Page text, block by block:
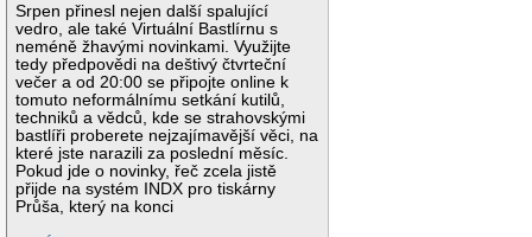
Srpen přinesl nejen další spalující
vedro, ale také Virtuální Bastlírnu s
neméně žhavými novinkami. Využijte
tedy předpovědi na deštivý čtvrteční
večer a od 20:00 se připojte online k
tomuto neformálnímu setkání kutilů,
techniků a vědců, kde se strahovskými
bastlíři proberete nejzajímavější věci, na
které jste narazili za poslední měsíc.
Pokud jde o novinky, řeč zcela jistě
přijde na systém INDX pro tiskárny
Průša, který na konci